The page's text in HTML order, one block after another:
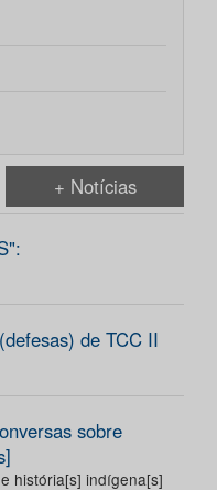
+ Notícias
de TCC II
sobre
história[s] indígena[s]